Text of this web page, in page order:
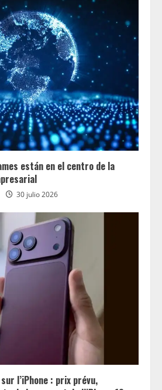
están en el centro de la
30 julio 2026
l’iPhone : prix prévu,